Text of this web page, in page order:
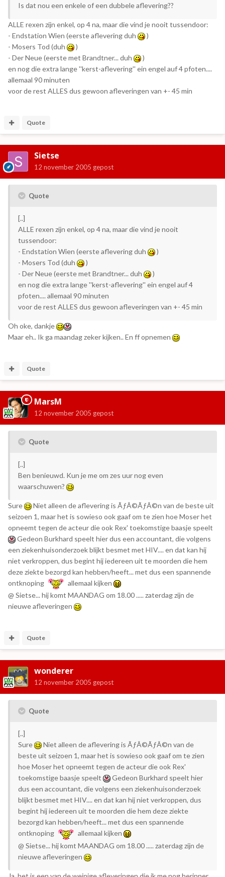
Is dat nou een enkele of een dubbele aflevering??
ALLE rexen zijn enkel, op 4 na, maar die vind je nooit tussendoor:
- Endstation Wien (eerste aflevering duh
)
- Mosers Tod (duh
)
- Der Neue (eerste met Brandtner... duh
)
en nog die extra lange ''kerst-aflevering'' ein engel auf 4 pfoten....
allemaal 90 minuten
voor de rest ALLES dus gewoon afleveringen van +- 45 min
Quote
Sietse
12 november 2005 gepost
Quote
[..]
ALLE rexen zijn enkel, op 4 na, maar die vind je nooit
tussendoor:
- Endstation Wien (eerste aflevering duh
)
- Mosers Tod (duh
)
- Der Neue (eerste met Brandtner... duh
)
en nog die extra lange ''kerst-aflevering'' ein engel auf 4
pfoten.... allemaal 90 minuten
voor de rest ALLES dus gewoon afleveringen van +- 45 min
Oh oke, dankje
Maar eh.. Ik ga maandag zeker kijken.. En ff opnemen
Quote
MarsM
12 november 2005 gepost
Quote
[..]
Ben benieuwd. Kun je me om zes uur nog even
waarschuwen?
Sure
Niet alleen de aflevering is ÃƒÂ©ÃƒÂ©n van de beste uit
seizoen 1, maar het is sowieso ook gaaf om te zien hoe Moser het
opneemt tegen de acteur die ook Rex' toekomstige baasje speelt
Gedeon Burkhard speelt hier dus een accountant, die volgens
een ziekenhuisonderzoek blijkt besmet met HIV.... en dat kan hij
niet verkroppen, dus begint hij iedereen uit te moorden die hem
deze ziekte bezorgd kan hebben/heeft... met dus een spannende
ontknoping
allemaal kijken
@ Sietse... hij komt MAANDAG om 18.00 ..... zaterdag zijn de
nieuwe afleveringen
Quote
wonderer
12 november 2005 gepost
Quote
[..]
Sure
Niet alleen de aflevering is ÃƒÂ©ÃƒÂ©n van de
beste uit seizoen 1, maar het is sowieso ook gaaf om te zien
hoe Moser het opneemt tegen de acteur die ook Rex'
toekomstige baasje speelt
Gedeon Burkhard speelt hier
dus een accountant, die volgens een ziekenhuisonderzoek
blijkt besmet met HIV.... en dat kan hij niet verkroppen, dus
begint hij iedereen uit te moorden die hem deze ziekte
bezorgd kan hebben/heeft... met dus een spannende
ontknoping
allemaal kijken
@ Sietse... hij komt MAANDAG om 18.00 ..... zaterdag zijn de
nieuwe afleveringen